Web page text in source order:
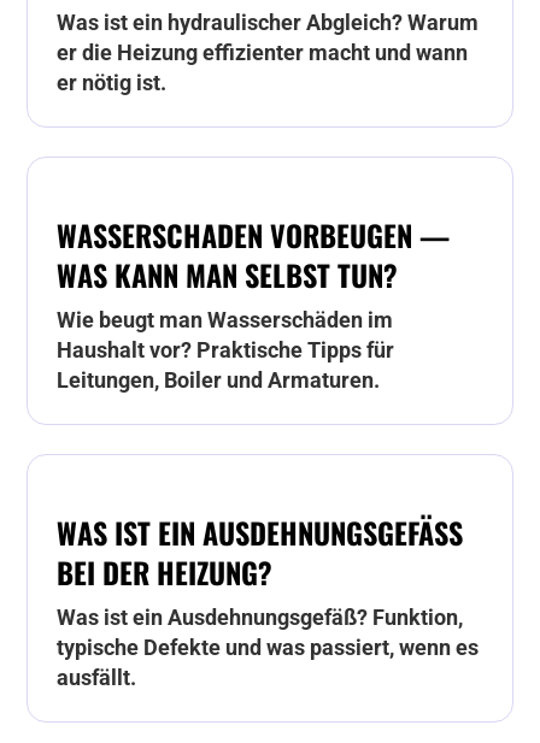
Was ist ein hydraulischer Abgleich? Warum
er die Heizung effizienter macht und wann
er nötig ist.
WASSERSCHADEN VORBEUGEN —
WAS KANN MAN SELBST TUN?
Wie beugt man Wasserschäden im
Haushalt vor? Praktische Tipps für
Leitungen, Boiler und Armaturen.
WAS IST EIN AUSDEHNUNGSGEFÄSS B
EI DER HEIZUNG?
Was ist ein Ausdehnungsgefäß? Funktion,
typische Defekte und was passiert, wenn es
ausfällt.